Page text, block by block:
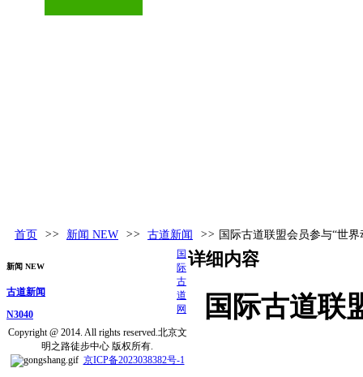
首页 >> 新闻 NEW >> 古道新闻 >> 国际古道联盟会员参与“世
详细内容
国际古道联
新闻 NEW
古道新闻
N3040
国
际
古
道
网
Copyright @ 2014. All rights reserved.北京文
明之路徒步中心 版权所有.
京ICP备2023038382号-1